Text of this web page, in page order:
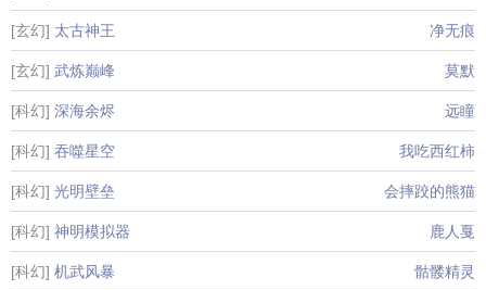
[玄幻] 太古神王 净无痕
[玄幻] 武炼巅峰 莫默
[科幻] 深海余烬 远瞳
[科幻] 吞噬星空 我吃西红柿
[科幻] 光明壁垒 会摔跤的熊猫
[科幻] 神明模拟器 鹿人戛
[科幻] 机武风暴 骷髅精灵